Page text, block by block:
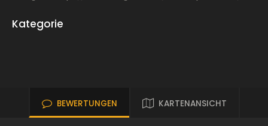
Kategorie
BEWERTUNGEN KARTENANSICHT